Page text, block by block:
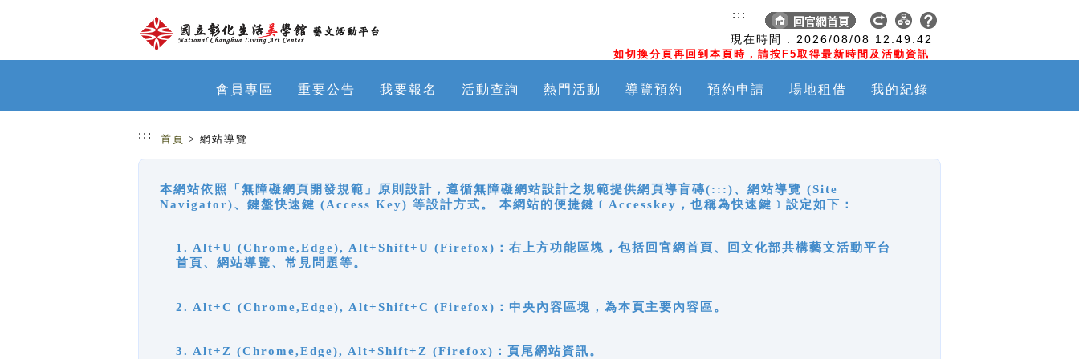
現在時間 : 2026/08/08 12:49:42
如切換分頁再回到本頁時，請按F5取得最新時間及活動資訊
:::
會員專區 重要公告 我要報名 活動查詢 熱門活動 導覽預約 預約申請 場地租借 我的紀錄
::: 首頁 > 網站導覽
本網站依照「無障礙網頁開發規範」原則設計，遵循無障礙網站設計之規範提供網頁導盲磚(:::)、網站導覽 (Site
Navigator)、鍵盤快速鍵 (Access Key) 等設計方式。 本網站的便捷鍵﹝Accesskey，也稱為快速鍵﹞設定如下：
1. Alt+U (Chrome,Edge), Alt+Shift+U (Firefox)：右上方功能區塊，包括回官網首頁、回文化部共構藝文活動平台
首頁、網站導覽、常見問題等。
2. Alt+C (Chrome,Edge), Alt+Shift+C (Firefox)：中央內容區塊，為本頁主要內容區。
3. Alt+Z (Chrome,Edge), Alt+Shift+Z (Firefox)：頁尾網站資訊。